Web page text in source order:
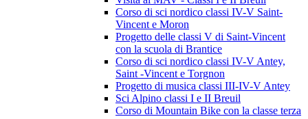
Corso di sci nordico classi IV-V Saint-
Vincent e Moron
Progetto delle classi V di Saint-Vincent
con la scuola di Brantice
Corso di sci nordico classi IV-V Antey,
Saint -Vincent e Torgnon
Progetto di musica classi III-IV-V Antey
Sci Alpino classi I e II Breuil
Corso di Mountain Bike con la classe terza